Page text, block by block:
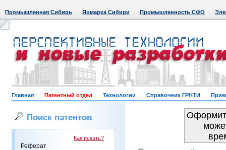
Промышленная Сибирь Ярмарка Сибири Промышленность СФО
Главная Патентный отдел Технологии Справочник ГРНТИ
Поиск патентов
Как искать?
Реферат